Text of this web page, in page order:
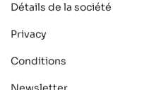
Détails de la société
Privacy
Conditions